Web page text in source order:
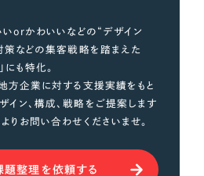
いorかわいいなどの“デザイン
策などの集客戦略を踏まえた
にも特化。
企業に対する支援実績をもと
イン、構成、戦略をご提案します
りお問い合わせくださいませ。
題整理を依頼する